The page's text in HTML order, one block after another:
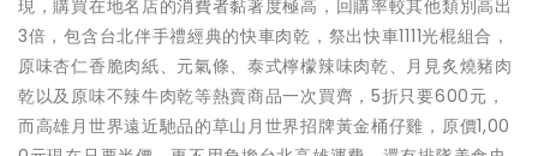
現，購買在地名店的消費者黏著度極高，回購率較其他類別高出
3倍，包含台北伴手禮經典的快車肉乾，祭出快車1111光棍組合，
原味杏仁香脆肉紙、元氣條、泰式檸檬辣味肉乾、月見炙燒豬肉
乾以及原味不辣牛肉乾等熱賣商品一次買齊，5折只要600元，
而高雄月世界遠近馳品的草山月世界招牌黃金桶仔雞，原價1,00